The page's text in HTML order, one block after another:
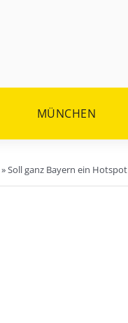
MÜNCHEN
»Soll ganz Bayern ein